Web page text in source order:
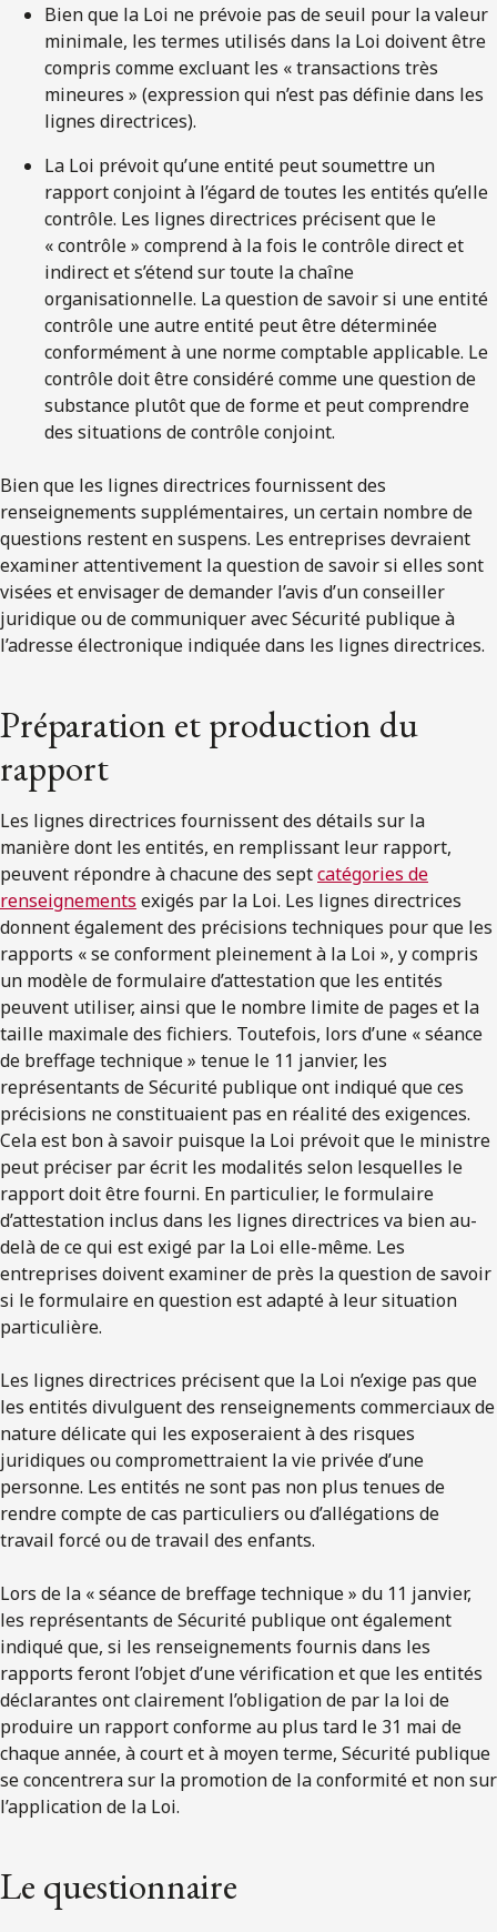
Bien que la Loi ne prévoie pas de seuil pour la valeur
minimale, les termes utilisés dans la Loi doivent être
compris comme excluant les « transactions très
mineures » (expression qui n’est pas définie dans les
lignes directrices).
La Loi prévoit qu’une entité peut soumettre un
rapport conjoint à l’égard de toutes les entités qu’elle
contrôle. Les lignes directrices précisent que le
« contrôle » comprend à la fois le contrôle direct et
indirect et s’étend sur toute la chaîne
organisationnelle. La question de savoir si une entité
contrôle une autre entité peut être déterminée
conformément à une norme comptable applicable. Le
contrôle doit être considéré comme une question de
substance plutôt que de forme et peut comprendre
des situations de contrôle conjoint.
Bien que les lignes directrices fournissent des
renseignements supplémentaires, un certain nombre de
questions restent en suspens. Les entreprises devraient
examiner attentivement la question de savoir si elles sont
visées et envisager de demander l’avis d’un conseiller
juridique ou de communiquer avec Sécurité publique à
l’adresse électronique indiquée dans les lignes directrices.
Préparation et production du
rapport
Les lignes directrices fournissent des détails sur la
manière dont les entités, en remplissant leur rapport,
peuvent répondre à chacune des septcatégories de
renseignements exigés par la Loi. Les lignes directrices
donnent également des précisions techniques pour que les
rapports « se conforment pleinement à la Loi », y compris
un modèle de formulaire d’attestation que les entités
peuvent utiliser, ainsi que le nombre limite de pages et la
taille maximale des fichiers. Toutefois, lors d’une « séance
de breffage technique » tenue le 11 janvier, les
représentants de Sécurité publique ont indiqué que ces
précisions ne constituaient pas en réalité des exigences.
Cela est bon à savoir puisque la Loi prévoit que le ministre
peut préciser par écrit les modalités selon lesquelles le
rapport doit être fourni. En particulier, le formulaire
d’attestation inclus dans les lignes directrices va bien au-
delà de ce qui est exigé par la Loi elle-même. Les
entreprises doivent examiner de près la question de savoir
si le formulaire en question est adapté à leur situation
particulière.
Les lignes directrices précisent que la Loi n’exige pas que
les entités divulguent des renseignements commerciaux de
nature délicate qui les exposeraient à des risques
juridiques ou compromettraient la vie privée d’une
personne. Les entités ne sont pas non plus tenues de
rendre compte de cas particuliers ou d’allégations de
travail forcé ou de travail des enfants.
Lors de la « séance de breffage technique » du 11 janvier,
les représentants de Sécurité publique ont également
indiqué que, si les renseignements fournis dans les
rapports feront l’objet d’une vérification et que les entités
déclarantes ont clairement l’obligation de par la loi de
produire un rapport conforme au plus tard le 31 mai de
chaque année, à court et à moyen terme, Sécurité publique
se concentrera sur la promotion de la conformité et non sur
l’application de la Loi.
Le questionnaire